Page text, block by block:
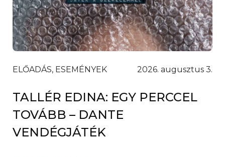
ELŐADÁS, ESEMÉNYEK 2026. augusztus 3.
TALLÉR EDINA: EGY PERCCEL
TOVÁBB – DANTE
VENDÉGJÁTÉK